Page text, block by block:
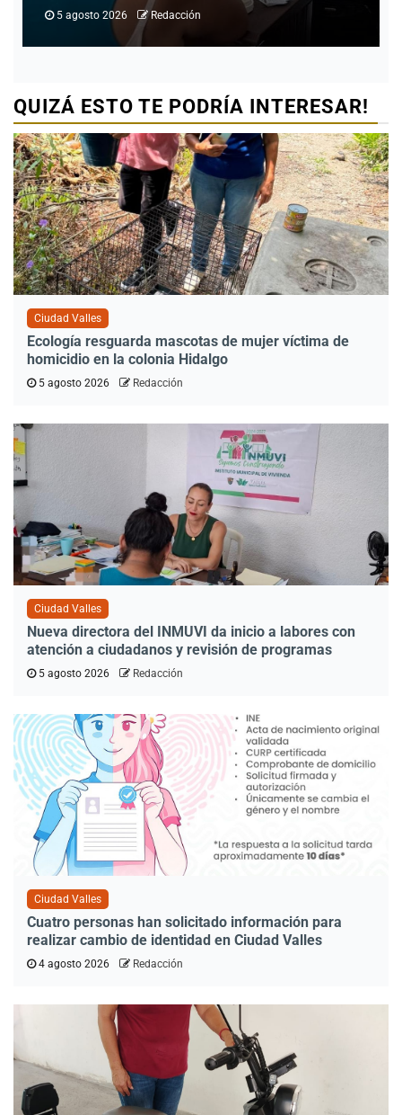
4 agosto 2026 Redacción
QUIZÁ ESTO TE PODRÍA INTERESAR!
Ciudad Valles
Ecología resguarda mascotas de mujer víctima de
homicidio en la colonia Hidalgo
5 agosto 2026 Redacción
Ciudad Valles
Nueva directora del INMUVI da inicio a labores con
atención a ciudadanos y revisión de programas
5 agosto 2026 Redacción
Ciudad Valles
Cuatro personas han solicitado información para
realizar cambio de identidad en Ciudad Valles
4 agosto 2026 Redacción